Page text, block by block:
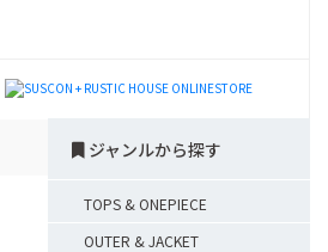
ジャンルから探す
TOPS & ONEPIECE
OUTER & JACKET